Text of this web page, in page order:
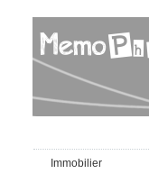
Immobilier